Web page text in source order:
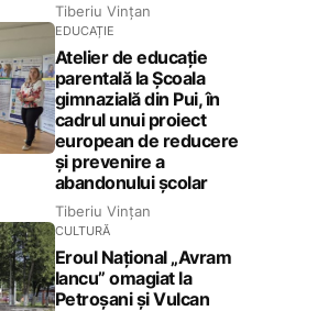
Tiberiu Vințan
EDUCAȚIE
Atelier de educație
parentală la Școala
gimnazială din Pui, în
cadrul unui proiect
european de reducere
și prevenire a
abandonului școlar
Tiberiu Vințan
CULTURĂ
Eroul Național „Avram
Iancu” omagiat la
Petroșani și Vulcan